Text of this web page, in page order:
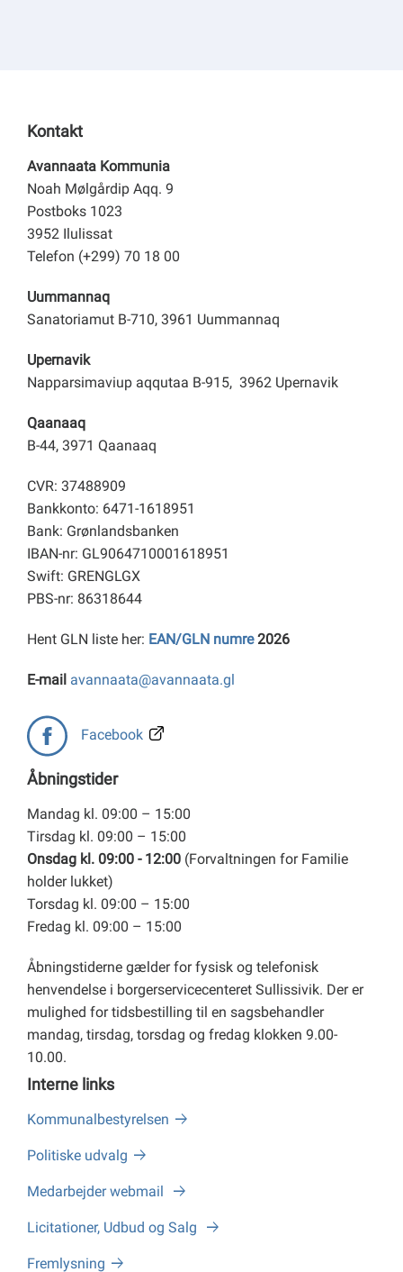
Kontakt
Avannaata Kommunia
Noah Mølgårdip Aqq. 9
Postboks 1023
3952 Ilulissat
Telefon (+299) 70 18 00
Uummannaq
Sanatoriamut B-710, 3961 Uummannaq
Upernavik
Napparsimaviup aqqutaa B-915, 3962 Upernavik
Qaanaaq
B-44, 3971 Qaanaaq
CVR: 37488909
Bankkonto: 6471-1618951
Bank: Grønlandsbanken
IBAN-nr: GL9064710001618951
Swift: GRENGLGX
PBS-nr: 86318644
Hent GLN liste her: EAN/GLN numre2026
E-mail avannaata@avannaata.gl
Facebook
Åbningstider
Mandag kl. 09:00 – 15:00
Tirsdag kl. 09:00 – 15:00
Onsdag kl. 09:00 - 12:00 (Forvaltningen for Familie
holder lukket)
Torsdag kl. 09:00 – 15:00
Fredag kl. 09:00 – 15:00
Åbningstiderne gælder for fysisk og telefonisk
henvendelse i borgerservicecenteret Sullissivik. Der er
mulighed for tidsbestilling til en sagsbehandler
mandag, tirsdag, torsdag og fredag klokken 9.00-
10.00.
Interne links
Kommunalbestyrelsen
Politiske udvalg
Medarbejder webmail
Licitationer, Udbud og Salg
Fremlysning